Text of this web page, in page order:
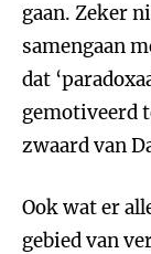
gaan. Zeker
samengaan
dat
gemotiveerd
zwaard van
Ook wat er
gebied van